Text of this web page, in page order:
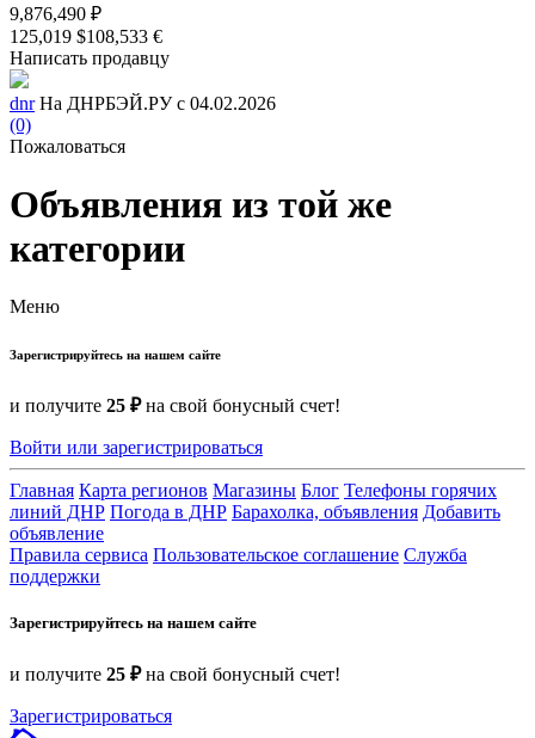
9,876,490 ₽
125,019 $108,533 €
Написать продавцу
dnr На ДНРБЭЙ.РУ с 04.02.2026
(0)
Пожаловаться
Объявления из той же
категории
Меню
Зарегистрируйтесь на нашем сайте
и получите 25 ₽на свой бонусный счет!
Войти или зарегистрироваться
Главная Карта регионов Магазины Блог Телефоны горячих
линий ДНР Погода в ДНР Барахолка, объявления Добавить
объявление
Правила сервиса Пользовательское соглашение Служба
поддержки
Зарегистрируйтесь на нашем сайте
и получите 25 ₽на свой бонусный счет!
Зарегистрироваться